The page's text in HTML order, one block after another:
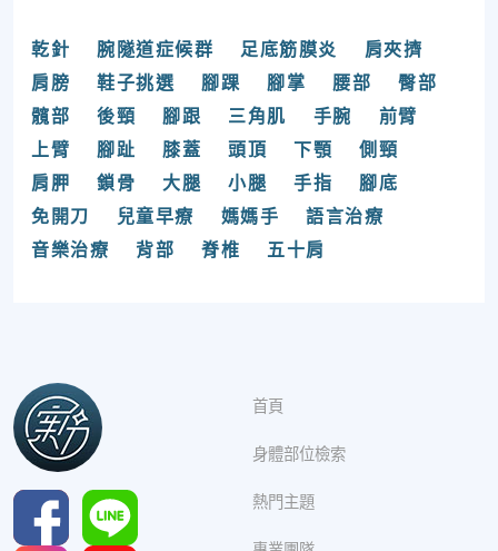
乾針 腕隧道症候群 足底筋膜炎
肩夾擠
肩膀
鞋子挑選 腳踝 腳掌 腰部
臀部
髖部
後頸 腳跟 三角肌 手腕
前臂
上臂
腳趾 膝蓋 頭頂 下顎
側頸
肩胛
鎖骨 大腿 小腿 手指
腳底
免開刀
兒童早療 媽媽手
語言治療
音樂治療
背部 脊椎 五十肩
首頁
身體部位檢索
熱門主題